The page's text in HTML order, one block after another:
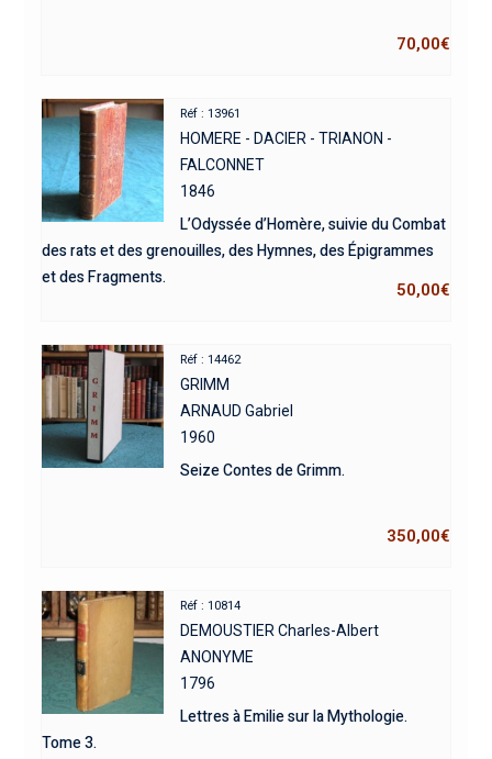
70,00€
Réf : 13961
HOMERE - DACIER - TRIANON -
FALCONNET
1846
L’Odyssée d’Homère, suivie du Combat
des rats et des grenouilles, des Hymnes, des Épigrammes
et des Fragments.
50,00€
Réf : 14462
GRIMM
ARNAUD Gabriel
1960
Seize Contes de Grimm.
350,00€
Réf : 10814
DEMOUSTIER Charles-Albert
ANONYME
1796
Lettres à Emilie sur la Mythologie.
Tome 3.